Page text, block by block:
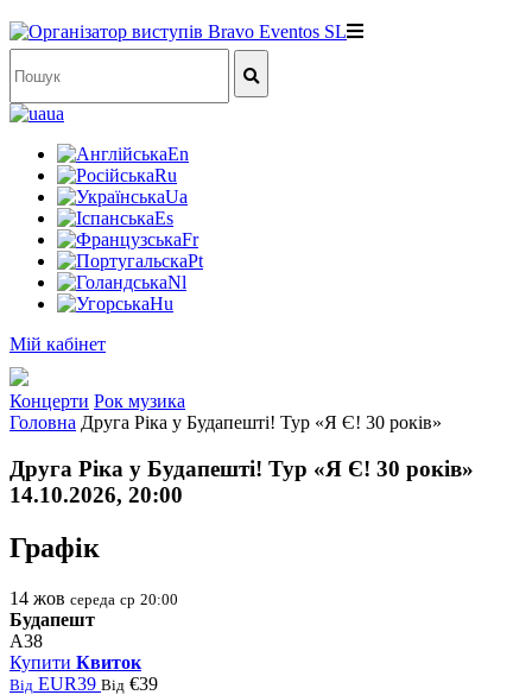
ua
En
Ru
Ua
Es
Fr
Pt
Nl
Hu
Мій кабінет
Концерти Рок музика
Головна Друга Ріка у Будапешті! Тур «Я Є! 30 років»
Друга Ріка у Будапешті! Тур «Я Є! 30 років»
14.10.2026, 20:00
Графік
14 жов середа ср 20:00
Будапешт
A38
Купити Квиток
Від EUR39 Від €39